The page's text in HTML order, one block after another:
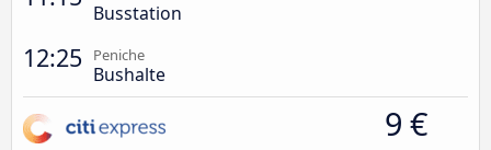
Busstation
12:25 Peniche
Bushalte
9 €